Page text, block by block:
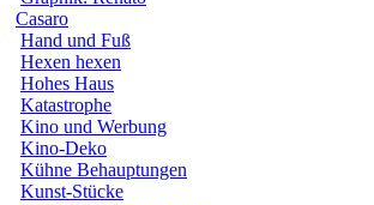
Casaro
Hand und Fuß
Hexen hexen
Hohes Haus
Katastrophe
Kino und Werbung
Kino-Deko
Kühne Behauptungen
Kunst-Stücke